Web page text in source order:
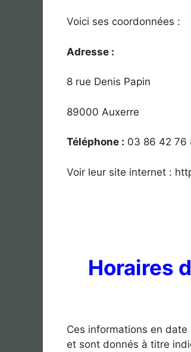
Voici ses coordonnées :
Adresse :
8 rue Denis Papin
89000 Auxerre
Téléphone : 03 86 42 76
Voir leur site internet :
Horaires
Ces informations en
et sont donnés à titre